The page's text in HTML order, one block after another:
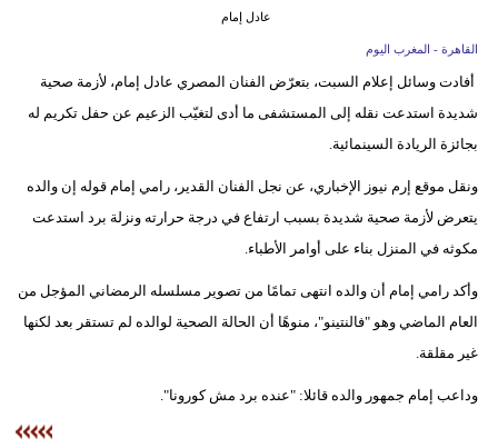
مرأة
علوم
بيئة
عادل إمام
القاهرة - المغرب اليوم
أفادت وسائل إعلام السبت، بتعرّض الفنان المصري عادل إمام، لأزمة صحية
شديدة استدعت نقله إلى المستشفى ما أدى لتغيّب الزعيم عن حفل تكريم له
بجائزة الريادة السينمائية.
ونقل موقع إرم نيوز الإخباري، عن نجل الفنان القدير، رامي إمام قوله إن والده
يتعرض لأزمة صحية شديدة بسبب ارتفاع في درجة حرارته ونزلة برد استدعت
مكوثه في المنزل بناء على أوامر الأطباء.
وأكد رامي إمام أن والده انتهى تمامًا من تصوير مسلسله الرمضاني المؤجل من
العام الماضي وهو "فالنتينو"، منوهًا أن الحالة الصحية لوالده لم تستقر بعد لكنها
غير مقلقة.
وداعب إمام جمهور والده قائلا: "عنده برد مش كورونا".